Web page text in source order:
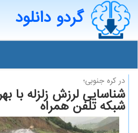
گردو دانلود
در كره جنوبی؛
شناسایی لرزش زلزله با
شبكه تلفن همراه